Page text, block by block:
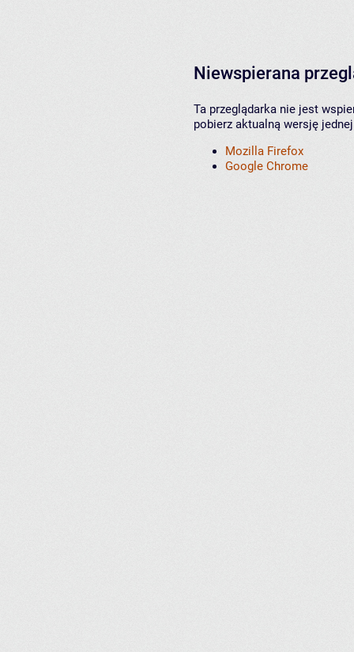
Niewspierana
Ta przeglądarka nie jest
pobierz aktualną wersję
Mozilla Firefox
Google Chrome